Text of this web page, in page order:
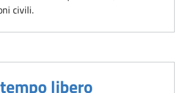
civili.
libero